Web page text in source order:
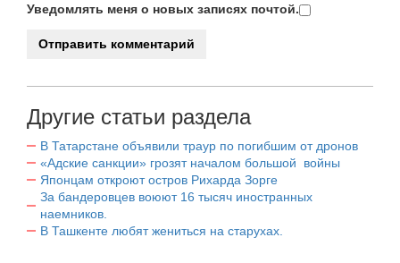
Уведомлять меня о новых записях почтой.
Другие статьи раздела
В Татарстане объявили траур по погибшим от дронов
«Адские санкции» грозят началом большой войны
Японцам откроют остров Рихарда Зорге
За бандеровцев воюют 16 тысяч иностранных
наемников.
В Ташкенте любят жениться на старухах.